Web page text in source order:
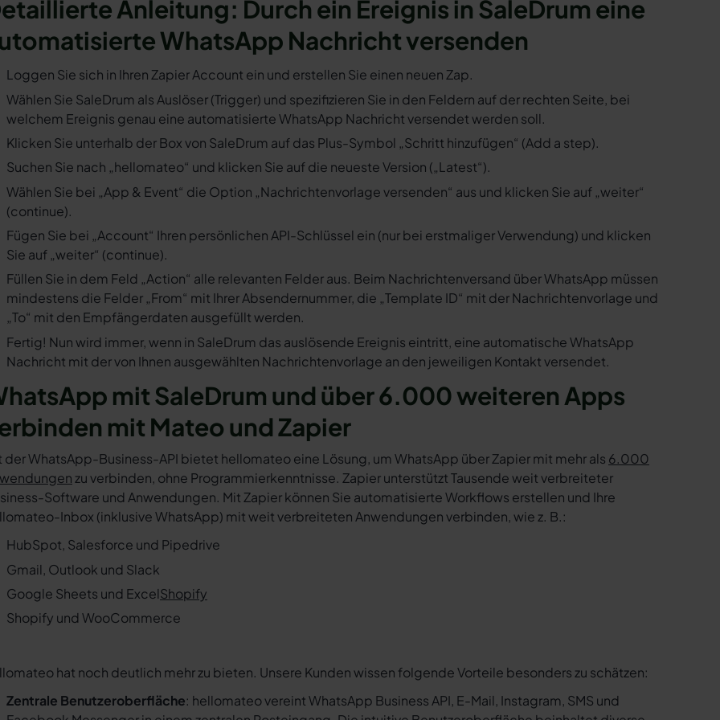
Anleitung: Durch ein Ereignis in SaleDrum eine
WhatsApp Nachricht versenden
Loggen Sie sich in Ihren Zapier Account ein und erstellen Sie einen neuen Zap.
Wählen Sie SaleDrum als Auslöser (Trigger) und spezifizieren Sie in den Feldern auf der rechten Seite, bei
welchem Ereignis genau eine automatisierte WhatsApp Nachricht versendet werden soll.
Klicken Sie unterhalb der Box von SaleDrum auf das Plus-Symbol „Schritt hinzufügen“ (Add a step).
Suchen Sie nach „hellomateo“ und klicken Sie auf die neueste Version („Latest“).
Wählen Sie bei „App & Event“ die Option „Nachrichtenvorlage versenden“ aus und klicken Sie auf „weiter“
(continue).
Fügen Sie bei „Account“ Ihren persönlichen API-Schlüssel ein (nur bei erstmaliger Verwendung) und klicken
Sie auf „weiter“ (continue).
Füllen Sie in dem Feld „Action“ alle relevanten Felder aus. Beim Nachrichtenversand über WhatsApp müssen
mindestens die Felder „From“ mit Ihrer Absendernummer, die „Template ID“ mit der Nachrichtenvorlage und
„To“ mit den Empfängerdaten ausgefüllt werden.
Fertig! Nun wird immer, wenn in SaleDrum das auslösende Ereignis eintritt, eine automatische WhatsApp
Nachricht mit der von Ihnen ausgewählten Nachrichtenvorlage an den jeweiligen Kontakt versendet.
mit SaleDrum und über 6.000 weiteren Apps
mit Mateo und Zapier
der WhatsApp-Business-API bietet hellomateo eine Lösung, um WhatsApp über Zapier mit mehr als 6.000
zu verbinden, ohne Programmierkenntnisse. Zapier unterstützt Tausende weit verbreiteter
Software und Anwendungen. Mit Zapier können Sie automatisierte Workflows erstellen und Ihre
Inbox (inklusive WhatsApp) mit weit verbreiteten Anwendungen verbinden, wie z. B.:
HubSpot, Salesforce und Pipedrive
Gmail, Outlook und Slack
Google Sheets und ExcelShopify
Shopify und WooCommerce
hat noch deutlich mehr zu bieten. Unsere Kunden wissen folgende Vorteile besonders zu schätzen:
Zentrale Benutzeroberfläche: hellomateo vereint WhatsApp Business API, E-Mail, Instagram, SMS und